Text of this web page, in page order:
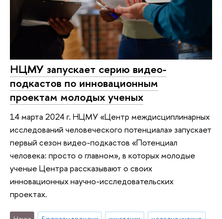
НЦМУ запускает серию видео-
подкастов по инновационным
проектам молодых ученых
14 марта 2024 г. НЦМУ «Центр междисциплинарных
исследований человеческого потенциала» запускает
первый сезон видео-подкастов «Потенциал
человека: просто о главном», в которых молодые
ученые Центра рассказывают о своих
инновационных научно-исследовательских
проектах.